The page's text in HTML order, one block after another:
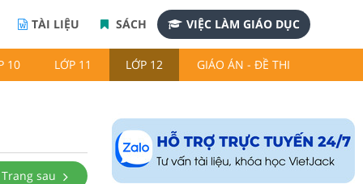
TÀI LIỆU SÁCH VIỆC LÀM GIÁO DỤC
10 LỚP 11 LỚP 12 GIÁO ÁN - ĐỀ THI
Trang sau